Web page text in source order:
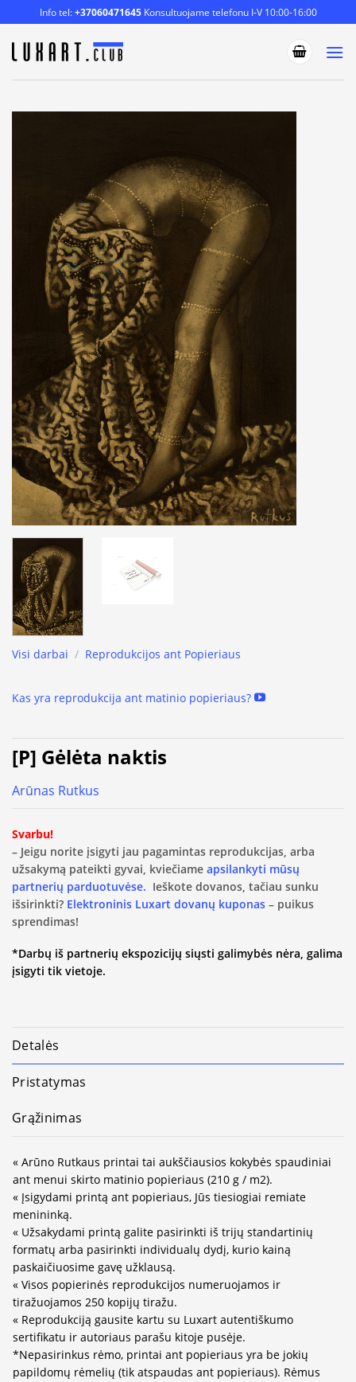
to
content
Info tel:+37060471645Konsultuojame telefonu I-V 10:00-16:00
Visi darbai / Reprodukcijos ant Popieriaus
Kas yra reprodukcija ant matinio popieriaus?
[P] Gėlėta naktis
Arūnas Rutkus
Svarbu!
– Jeigu norite įsigyti jau pagamintas reprodukcijas, arba
užsakymą pateikti gyvai, kviečiame apsilankyti mūsų
partnerių parduotuvėse. Ieškote dovanos, tačiau sunku
išsirinkti? Elektroninis Luxart dovanų kuponas – puikus
sprendimas!
*Darbų iš partnerių ekspozicijų siųsti galimybės nėra, galima
įsigyti tik vietoje.
Detalės
Pristatymas
Grąžinimas
« Arūno Rutkaus printai tai aukščiausios kokybės spaudiniai
ant menui skirto matinio popieriaus (210 g / m2).
« Įsigydami printą ant popieriaus, Jūs tiesiogiai remiate
menininką.
« Užsakydami printą galite pasirinkti iš trijų standartinių
formatų arba pasirinkti individualų dydį, kurio kainą
paskaičiuosime gavę užklausą.
« Visos popierinės reprodukcijos numeruojamos ir
tiražuojamos 250 kopijų tiražu.
« Reprodukciją gausite kartu su Luxart autentiškumo
sertifikatu ir autoriaus parašu kitoje pusėje.
*Nepasirinkus rėmo, printai ant popieriaus yra be jokių
papildomų rėmelių (tik atspaudas ant popieriaus). Rėmus